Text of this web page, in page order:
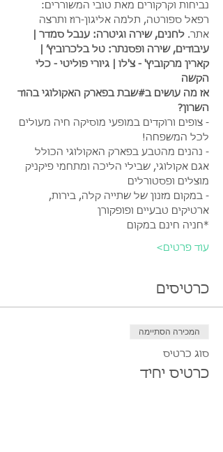
נביחות וקרקורים מאת טובי המשוררים:
רפאל ספורטה, תלמה אליגון-רוז ותרצה
אתר. לחנים, שירה וגיטרה: ענבל סמדר |
עיבודים, שירה ופסנתר: טל בלכרוביץ׳ |
קארין מרקוביץ' - צ'לו | גיורי פוליטי - כלי
הקשה
אז מה עושים ב#שבת בפארק האקולוגי בהוד
השרון?
- צופים ורוקדים במופעי מוסיקה חיה מעולים
לכל המשפחה!
- נהנים מהטבע בפארק האקולוגי הכולל
אגם אקולוגי, שבילי הליכה ומתחמי פיקניק
מוצלים ופסטורלים
- במקום מזנון של שתייה קלה, בירות,
ארטיקים טבעיים ופופקורן
*חניה חינם במקום
עוד פרטים>
כרטיסים
המכירה הסתיימה
סוג כרטיס
כרטיס יחיד